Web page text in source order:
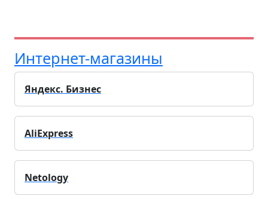
Интернет-магазины
Яндекс. Бизнес
AliExpress
Netology